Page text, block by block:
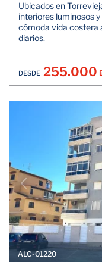
Ubicados en
interiores luminosos
cómoda vida costera
diarios.
DESDE 255.000
ALC-01220